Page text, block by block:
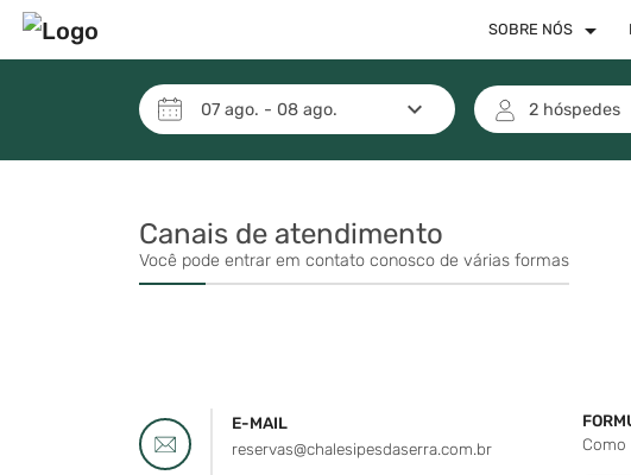
SOBRE NÓS arrow_drop_down
07 ago. - 08 ago. keyboard_arrow_down 2 hóspedes
Canais de atendimento
Você pode entrar em contato conosco de várias formas
E-MAIL
reservas@chalesipesdaserra.com.br
Como